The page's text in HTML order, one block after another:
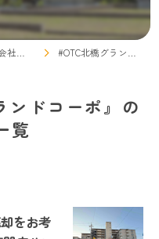
#OTC北橋グランドコーポ
ンドコーポ』の
覧
をお考